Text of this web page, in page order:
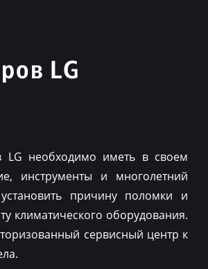
LG
LG необходимо иметь в своем
инструменты и многолетний
причину поломки и
климатического оборудования.
сервисный центр к